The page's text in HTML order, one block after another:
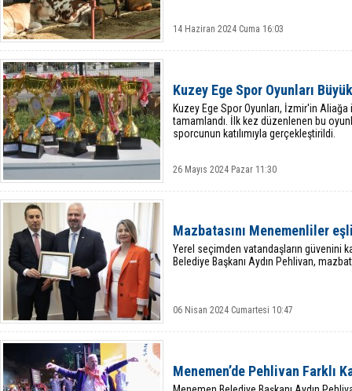
14 Haziran 2024 Cuma 16:03
Kuzey Ege Spor Oyunları
Kuzey Ege Spor Oyunları, İzmir'in
tamamlandı. İlk kez düzenlenen bu
sporcunun katılımıyla gerçekleştirildi.
26 Mayıs 2024 Pazar 11:30
Mazbatasını Menemenliler
Yerel seçimden vatandaşların güvenini
Belediye Başkanı Aydın Pehlivan,
06 Nisan 2024 Cumartesi 10:47
Menemen’de Pehlivan Farklı